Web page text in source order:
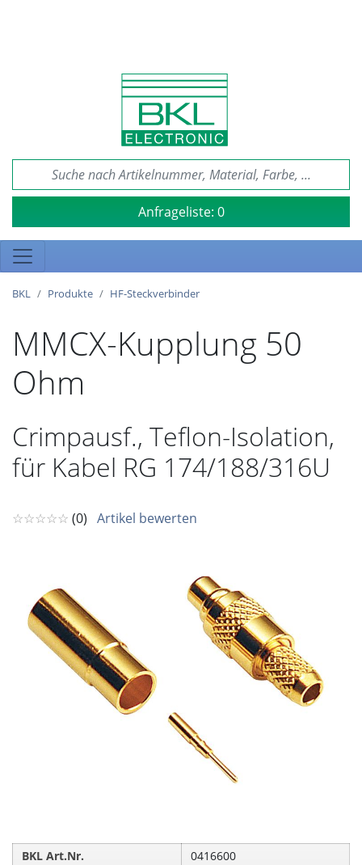
Anfrageliste: 0
BKL Produkte HF-Steckverbinder
MMCX-Kupplung 50
Ohm
Crimpausf., Teflon-Isolation,
für Kabel RG 174/188/316U
☆☆☆☆☆ (0) Artikel bewerten
BKL Art.Nr.
0416600